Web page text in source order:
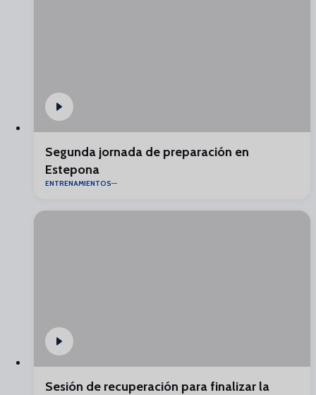
Segunda jornada de preparación en
Estepona
ENTRENAMIENTOS
Sesión de recuperación para finalizar la